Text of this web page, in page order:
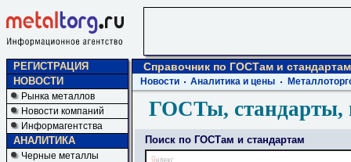
РЕГИСТРАЦИЯ
НОВОСТИ
Рынка металлов
Новости компаний
Информагентства
АНАЛИТИКА
Черные металлы
Справочник по ГОСТам и стандартам
Новости Аналитика и цены
ГОСТы, стандарты,
Поиск по ГОСТам и стандартам